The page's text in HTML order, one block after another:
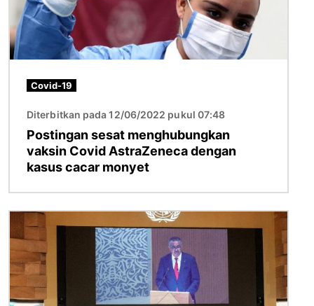
Covid-19
Diterbitkan pada 12/06/2022 pukul 07:48
Postingan sesat menghubungkan
vaksin Covid AstraZeneca dengan
kasus cacar monyet
Gambar